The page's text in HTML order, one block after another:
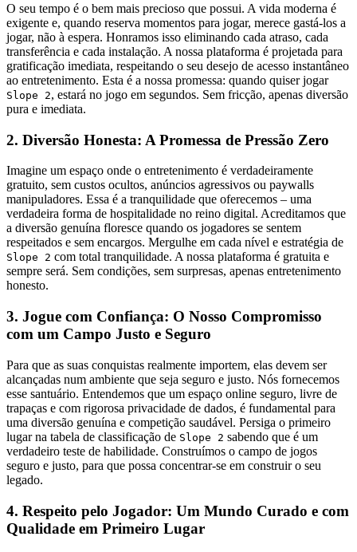
O seu tempo é o bem mais precioso que possui. A vida moderna é
exigente e, quando reserva momentos para jogar, merece gastá-los a
jogar, não à espera. Honramos isso eliminando cada atraso, cada
transferência e cada instalação. A nossa plataforma é projetada para
gratificação imediata, respeitando o seu desejo de acesso instantâneo
ao entretenimento. Esta é a nossa promessa: quando quiser jogar
Slope 2, estará no jogo em segundos. Sem fricção, apenas diversão
pura e imediata.
2. Diversão Honesta: A Promessa de Pressão Zero
Imagine um espaço onde o entretenimento é verdadeiramente
gratuito, sem custos ocultos, anúncios agressivos ou paywalls
manipuladores. Essa é a tranquilidade que oferecemos – uma
verdadeira forma de hospitalidade no reino digital. Acreditamos que
a diversão genuína floresce quando os jogadores se sentem
respeitados e sem encargos. Mergulhe em cada nível e estratégia de
Slope 2 com total tranquilidade. A nossa plataforma é gratuita e
sempre será. Sem condições, sem surpresas, apenas entretenimento
honesto.
3. Jogue com Confiança: O Nosso Compromisso
com um Campo Justo e Seguro
Para que as suas conquistas realmente importem, elas devem ser
alcançadas num ambiente que seja seguro e justo. Nós fornecemos
esse santuário. Entendemos que um espaço online seguro, livre de
trapaças e com rigorosa privacidade de dados, é fundamental para
uma diversão genuína e competição saudável. Persiga o primeiro
lugar na tabela de classificação de Slope 2 sabendo que é um
verdadeiro teste de habilidade. Construímos o campo de jogos
seguro e justo, para que possa concentrar-se em construir o seu
legado.
4. Respeito pelo Jogador: Um Mundo Curado e com
Qualidade em Primeiro Lugar